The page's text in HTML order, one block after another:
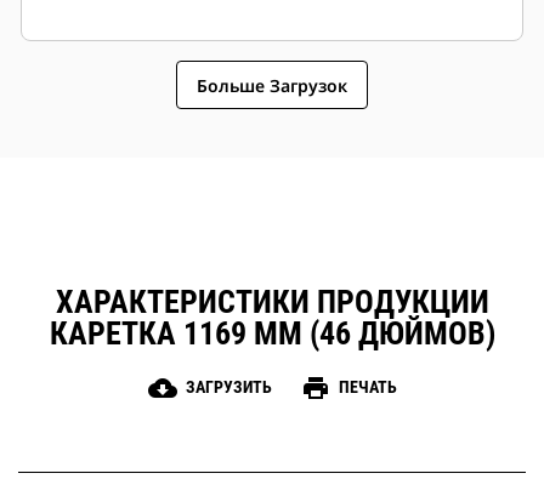
Больше Загрузок
ХАРАКТЕРИСТИКИ ПРОДУКЦИИ
КАРЕТКА 1169 ММ (46 ДЮЙМОВ)
cloud_download ЗАГРУЗИТЬ print ПЕЧАТЬ